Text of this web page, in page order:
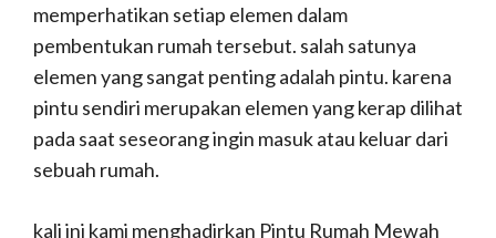
memperhatikan setiap elemen dalam
pembentukan rumah tersebut. salah satunya
elemen yang sangat penting adalah pintu. karena
pintu sendiri merupakan elemen yang kerap dilihat
pada saat seseorang ingin masuk atau keluar dari
sebuah rumah.
kali ini kami menghadirkan Pintu Rumah Mewah